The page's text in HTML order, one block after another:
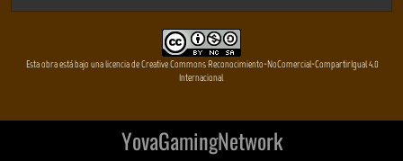
Esta obra está bajo una licencia de Creative Commons Reconocimiento-NoComercial-CompartirIgual 4.0
Internacional
YovaGamingNetwork